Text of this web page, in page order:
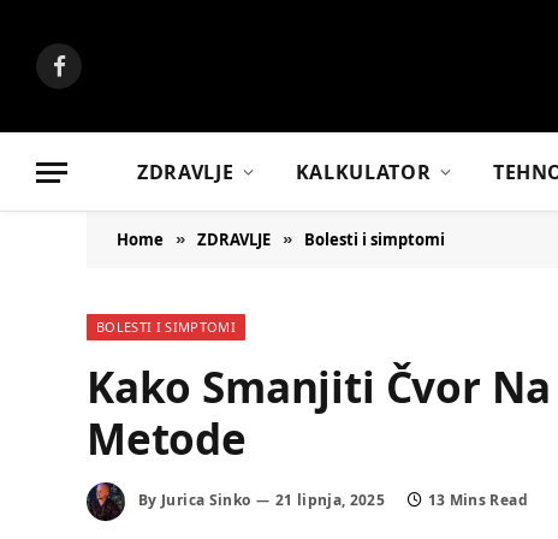
Facebook
ZDRAVLJE KALKULATOR
Home » ZDRAVLJE » Bolesti i simptomi
BOLESTI I SIMPTOMI
Kako Smanjiti Čvor
Metode
By Jurica Sinko 21 lipnja, 2025 13 Mins Read